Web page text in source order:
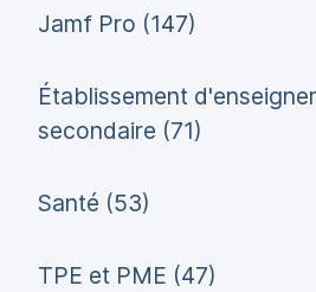
Jamf Pro (147)
Établissement
secondaire (71)
Santé (53)
TPE et PME (47)